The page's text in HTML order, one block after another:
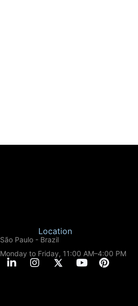
Location
São Paulo - Brazil
Monday to Friday, 11:00 AM–4:00 PM